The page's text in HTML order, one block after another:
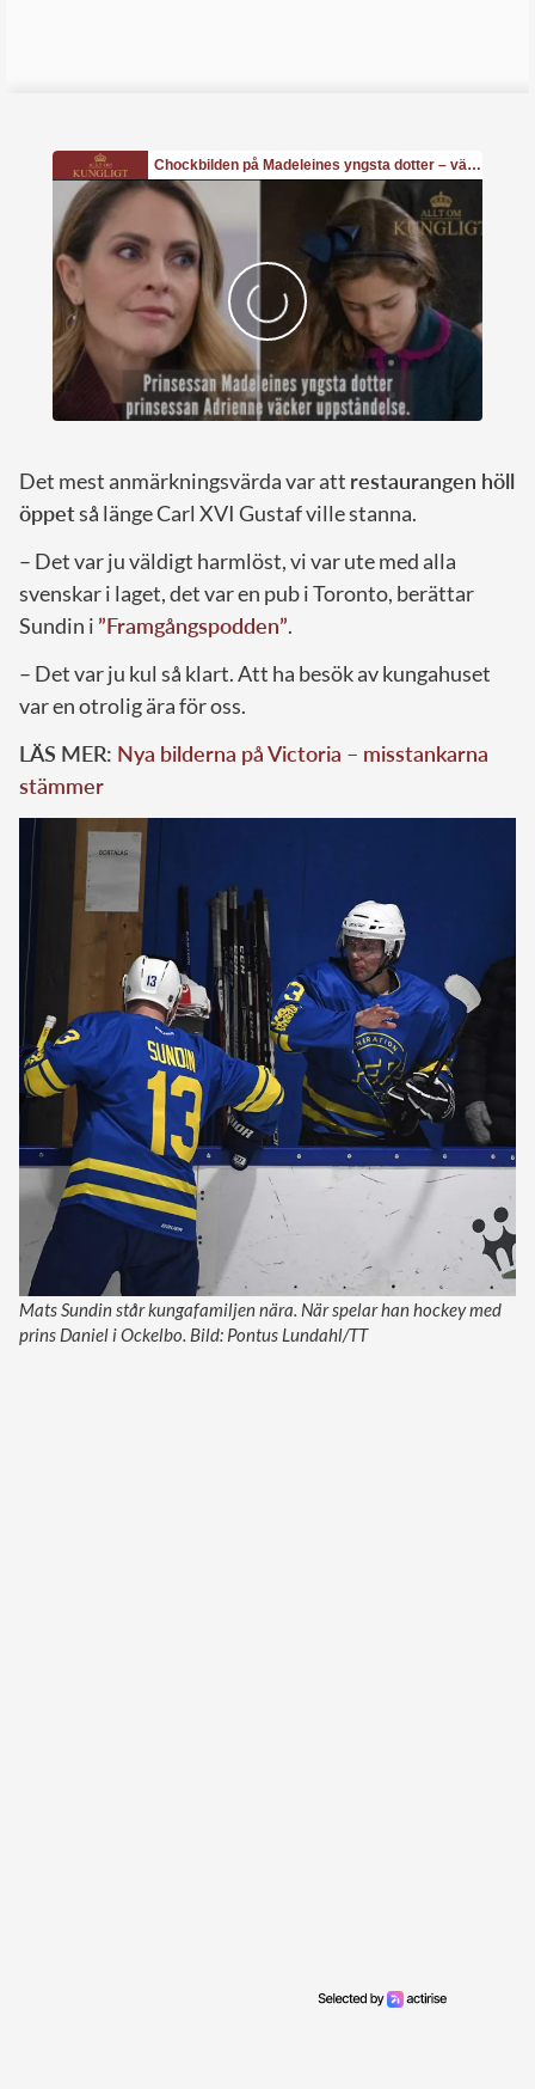
Det mest anmärkningsvärda var att restaurangen höll
öppetså länge Carl XVI Gustaf ville stanna.
– Det var ju väldigt harmlöst, vi var ute med alla
svenskar i laget, det var en pub i Toronto, berättar
Sundin i ”Framgångspodden”.
– Det var ju kul så klart. Att ha besök av kungahuset
var en otrolig ära för oss.
LÄS MER: Nya bilderna på Victoria – misstankarna
stämmer
Mats Sundin står kungafamiljen nära. När spelar han hockey med
prins Daniel i Ockelbo. Bild: Pontus Lundahl/TT